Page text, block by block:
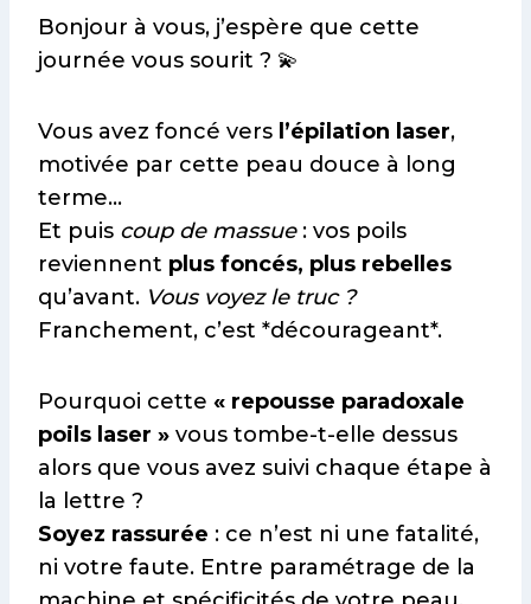
Bonjour à vous, j’espère que cette
journée vous sourit ? 💫
Vous avez foncé vers l’épilation laser,
motivée par cette peau douce à long
terme…
Et puis coup de massue: vos poils
reviennent plus foncés, plus rebelles
qu’avant. Vous voyez le truc ?
Franchement, c’est *décourageant*.
Pourquoi cette « repousse paradoxale
poils laser » vous tombe-t-elle dessus
alors que vous avez suivi chaque étape à
la lettre ?
Soyez rassurée : ce n’est ni une fatalité,
ni votre faute. Entre paramétrage de la